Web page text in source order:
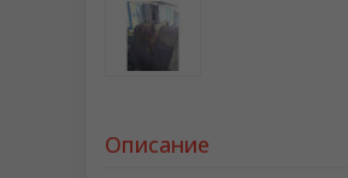
Описание